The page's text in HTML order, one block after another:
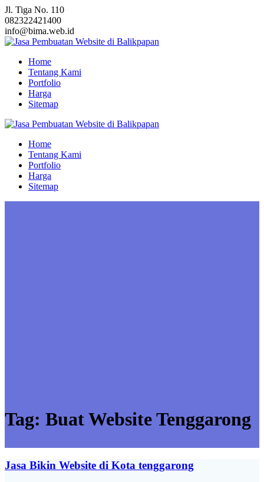
Skip
to
content
Jl. Tiga No. 110
082322421400
info@bima.web.id
Home
Tentang Kami
Portfolio
Harga
Sitemap
Home
Tentang Kami
Portfolio
Harga
Sitemap
Tag: Buat Website Tenggarong
Jasa Bikin Website di Kota tenggarong